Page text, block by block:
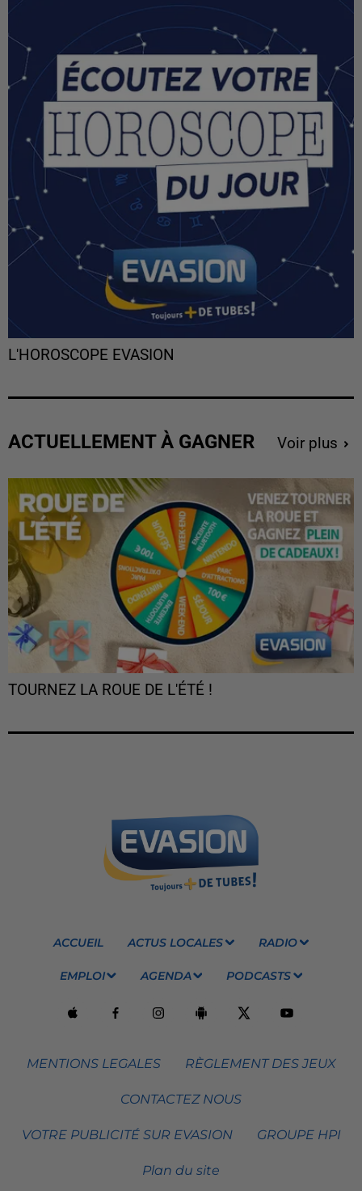
L'HOROSCOPE EVASION
ACTUELLEMENT À GAGNER Voir plus
TOURNEZ LA ROUE DE L'ÉTÉ !
ACCUEIL ACTUS LOCALES RADIO
EMPLOI AGENDA PODCASTS
MENTIONS LEGALES RÈGLEMENT DES JEUX
CONTACTEZ NOUS
VOTRE PUBLICITÉ SUR EVASION GROUPE HPI
Plan du site